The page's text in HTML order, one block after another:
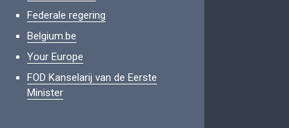
Federale regering
Belgium.be
Your Europe
FOD Kanselarij van de Eerste
Minister